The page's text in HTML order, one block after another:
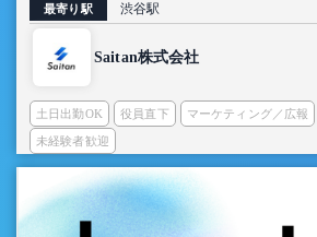
最寄り駅 渋谷駅
Saitan株式会社
土日出勤OK 役員直下 マーケティング／広報
未経験者歓迎